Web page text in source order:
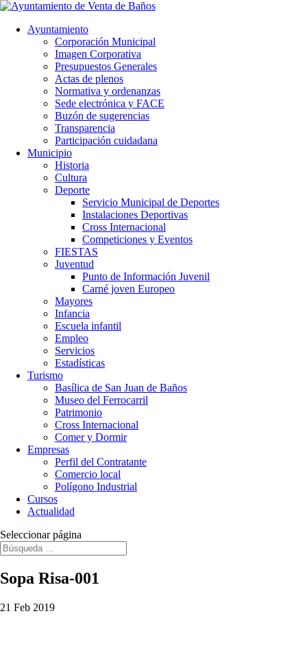
Ayuntamiento
Corporación Municipal
Imagen Corporativa
Presupuestos Generales
Actas de plenos
Normativa y ordenanzas
Sede electrónica y FACE
Buzón de sugerencias
Transparencia
Participación cuidadana
Municipio
Historia
Cultura
Deporte
Servicio Municipal de Deportes
Instalaciones Deportivas
Cross Internacional
Competiciones y Eventos
FIESTAS
Juventud
Punto de Información Juvenil
Carné joven Europeo
Mayores
Infancia
Escuela infantil
Empleo
Servicios
Estadísticas
Turismo
Basílica de San Juan de Baños
Museo del Ferrocarril
Patrimonio
Cross Internacional
Comer y Dormir
Empresas
Perfil del Contratante
Comercio local
Polígono Industrial
Cursos
Actualidad
Seleccionar página
Sopa Risa-001
21 Feb 2019